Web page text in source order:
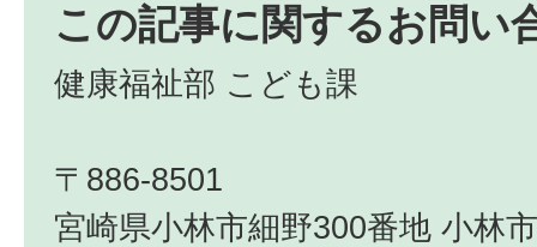
この記事に関するお問い
健康福祉部 こども課
〒886-8501
宮崎県小林市細野300番地 小林